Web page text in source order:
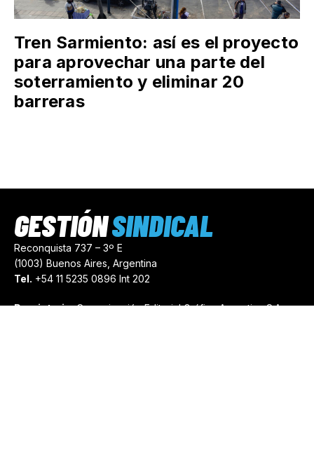
Tren Sarmiento: así es el proyecto
para aprovechar una parte del
soterramiento y eliminar 20
barreras
Reconquista 737 – 3º E
(1003) Buenos Aires, Argentina
Tel. +54 11 5235 0896 Int 202
Propietario:Comunicación Editorial Gráfica Argentina S.A.
GESTIÓNSINDICAL